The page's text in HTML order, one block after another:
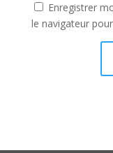
Enregistrer
le navigateur